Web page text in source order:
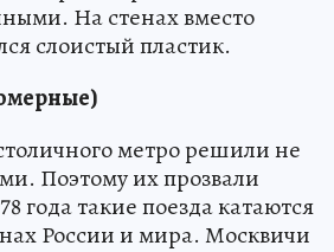
На стенах вместо
слоистый пластик.
метро решили не
Поэтому их прозвали
года такие поезда катаются
России и мира. Москвичи